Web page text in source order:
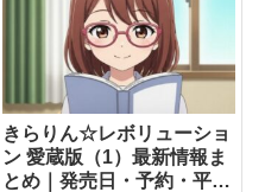
きらりん☆レボリューショ
ン 愛蔵版（1）最新情報ま
とめ｜発売日・予約・平成